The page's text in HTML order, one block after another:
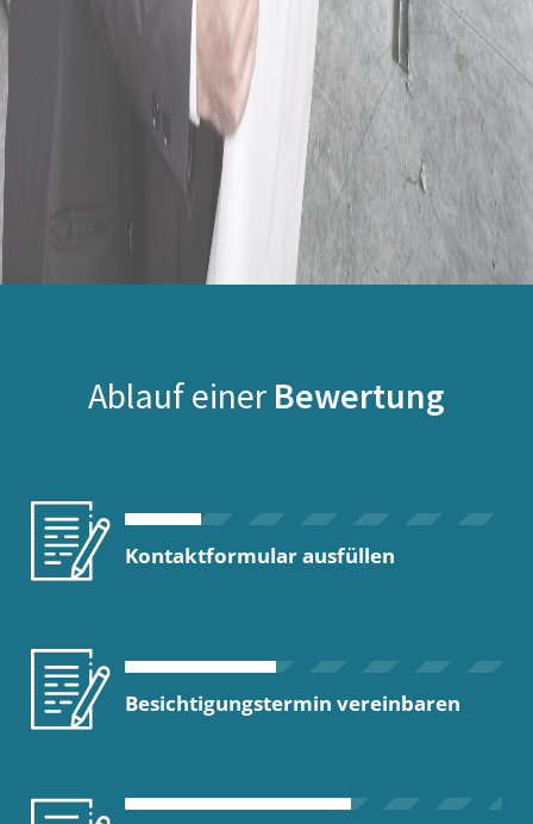
Ablauf einer Bewertung
Kontaktformular ausfüllen
Besichtigungstermin vereinbaren